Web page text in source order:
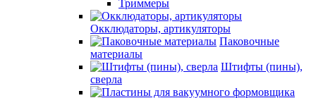
Триммеры
Окклюдаторы, артикуляторы
Паковочные
материалы
Штифты (пины),
сверла